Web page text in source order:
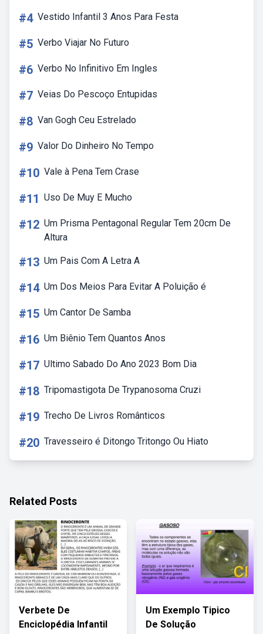
#4 Vestido Infantil 3 Anos Para Festa
#5 Verbo Viajar No Futuro
#6 Verbo No Infinitivo Em Ingles
#7 Veias Do Pescoço Entupidas
#8 Van Gogh Ceu Estrelado
#9 Valor Do Dinheiro No Tempo
#10 Vale à Pena Tem Crase
#11 Uso De Muy E Mucho
#12 Um Prisma Pentagonal Regular Tem 20cm De
Altura
#13 Um Pais Com A Letra A
#14 Um Dos Meios Para Evitar A Poluição é
#15 Um Cantor De Samba
#16 Um Biênio Tem Quantos Anos
#17 Ultimo Sabado Do Ano 2023 Bom Dia
#18 Tripomastigota De Trypanosoma Cruzi
#19 Trecho De Livros Românticos
#20 Travesseiro é Ditongo Tritongo Ou Hiato
Related Posts
Verbete De
Enciclopédia Infantil
Um Exemplo Tipico
De Solução